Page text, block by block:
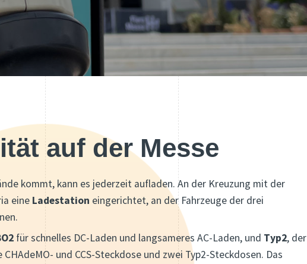
auf der Messe
kommt, kann es jederzeit aufladen. An der Kreuzung mit der
eine Ladestation eingerichtet, an der Fahrzeuge der drei
für schnelles DC-Laden und langsameres AC-Laden, und Typ2, der
und CCS-Steckdose und zwei Typ2-Steckdosen. Das